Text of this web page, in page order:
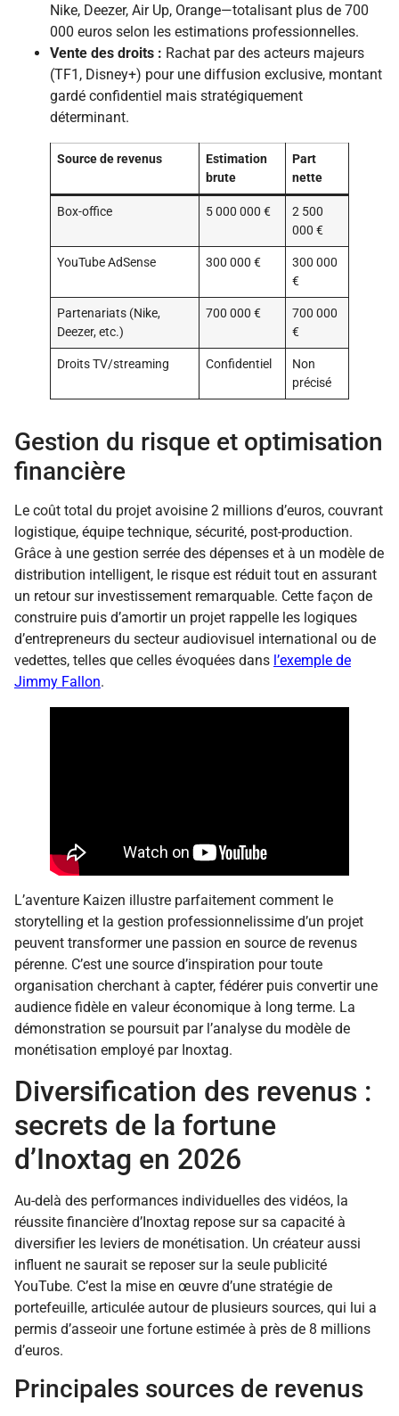
Nike, Deezer, Air Up, Orange—totalisant plus de 700
000 euros selon les estimations professionnelles.
Vente des droits : Rachat par des acteurs majeurs
(TF1, Disney+) pour une diffusion exclusive, montant
gardé confidentiel mais stratégiquement
déterminant.
Source de revenus
Estimation
brute
Part
nette
Box-office 5 000 000 €
2 500
000 €
YouTube AdSense 300 000 €
300 000
€
Partenariats (Nike,
Deezer, etc.)
700 000 €
700 000
€
Droits TV/streaming Confidentiel
Non
précisé
Gestion du risque et optimisation
financière
Le coût total du projet avoisine 2 millions d’euros, couvrant
logistique, équipe technique, sécurité, post-production.
Grâce à une gestion serrée des dépenses et à un modèle de
distribution intelligent, le risque est réduit tout en assurant
un retour sur investissement remarquable. Cette façon de
construire puis d’amortir un projet rappelle les logiques
d’entrepreneurs du secteur audiovisuel international ou de
vedettes, telles que celles évoquées dans l’exemple de
Jimmy Fallon.
L’aventure Kaizen illustre parfaitement comment le
storytelling et la gestion professionnelissime d’un projet
peuvent transformer une passion en source de revenus
pérenne. C’est une source d’inspiration pour toute
organisation cherchant à capter, fédérer puis convertir une
audience fidèle en valeur économique à long terme. La
démonstration se poursuit par l’analyse du modèle de
monétisation employé par Inoxtag.
Diversification des revenus :
secrets de la fortune
d’Inoxtag en 2026
Au-delà des performances individuelles des vidéos, la
réussite financière d’Inoxtag repose sur sa capacité à
diversifier les leviers de monétisation. Un créateur aussi
influent ne saurait se reposer sur la seule publicité
YouTube. C’est la mise en œuvre d’une stratégie de
portefeuille, articulée autour de plusieurs sources, qui lui a
permis d’asseoir une fortune estimée à près de 8 millions
d’euros.
Principales sources de revenus